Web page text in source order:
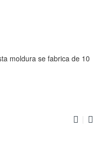
moldura se fabrica de 10